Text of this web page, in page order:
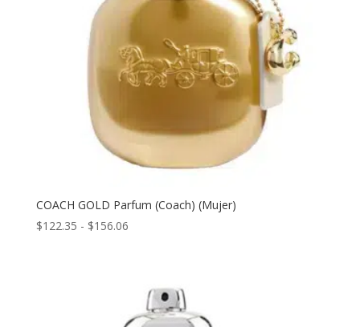
COACH GOLD Parfum (Coach) (Mujer)
$122.35 - $156.06Rango
$122.35
hasta